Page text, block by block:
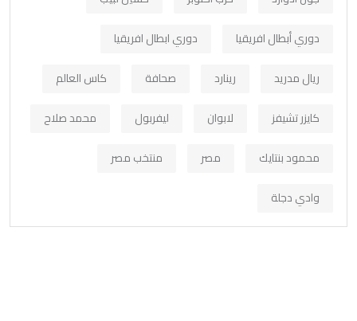
دوري أبطال افريقيا
دوري ابطال افريقيا
ريال مدريد
رينارد صحافة
كاس العالم
كايزر تشيفز
لابوان ليفربول
محمد صلاح
محمود بنتايك
مصر
منتخب مصر
وادي دجلة